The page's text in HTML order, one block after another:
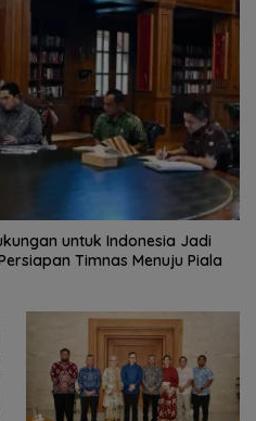
untuk Indonesia Jadi
Timnas Menuju Piala